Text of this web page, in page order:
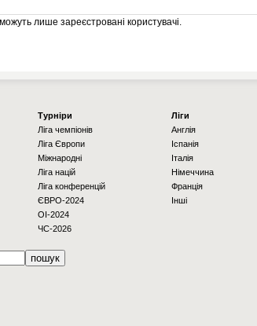
лише зареєстровані користувачі.
Турніри
Ліга чемпіонів
Ліга Європи
Міжнародні
Ліга націй
Ліга конференцій
ЄВРО-2024
OI-2024
ЧС-2026
Ліги
Англія
Іспанія
Італія
Німеччина
Франція
Інші